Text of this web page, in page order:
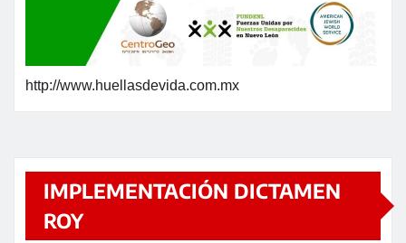
http://www.huellasdevida.com.mx
IMPLEMENTACIÓN DICTAMEN
ROY